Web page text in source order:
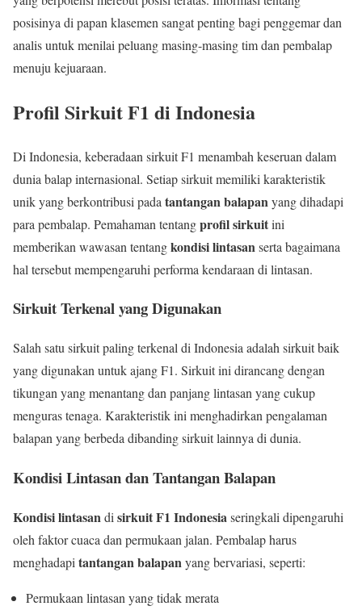
posisinya di papan klasemen sangat penting bagi penggemar dan
analis untuk menilai peluang masing-masing tim dan pembalap
menuju kejuaraan.
Profil Sirkuit F1 di Indonesia
Di Indonesia, keberadaan sirkuit F1 menambah keseruan dalam
dunia balap internasional. Setiap sirkuit memiliki karakteristik
unik yang berkontribusi pada tantangan balapanyang dihadapi
para pembalap. Pemahaman tentangprofil sirkuitini
memberikan wawasan tentangkondisi lintasanserta bagaimana
hal tersebut mempengaruhi performa kendaraan di lintasan.
Sirkuit Terkenal yang Digunakan
Salah satu sirkuit paling terkenal di Indonesia adalah sirkuit baik
yang digunakan untuk ajang F1. Sirkuit ini dirancang dengan
tikungan yang menantang dan panjang lintasan yang cukup
menguras tenaga. Karakteristik ini menghadirkan pengalaman
balapan yang berbeda dibanding sirkuit lainnya di dunia.
Kondisi Lintasan dan Tantangan Balapan
Kondisi lintasan di sirkuit F1 Indonesia seringkali dipengaruhi
oleh faktor cuaca dan permukaan jalan. Pembalap harus
menghadapi tantangan balapan yang bervariasi, seperti:
Permukaan lintasan yang tidak merata